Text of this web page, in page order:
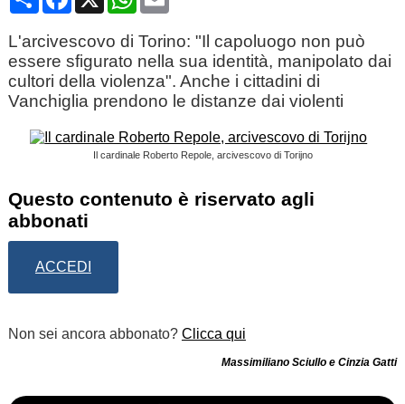
L'arcivescovo di Torino: "Il capoluogo non può
essere sfigurato nella sua identità, manipolato dai
cultori della violenza". Anche i cittadini di
Vanchiglia prendono le distanze dai violenti
Il cardinale Roberto Repole, arcivescovo di Torijno
Questo contenuto è riservato agli
abbonati
ACCEDI
Non sei ancora abbonato? Clicca qui
Massimiliano Sciullo e Cinzia Gatti